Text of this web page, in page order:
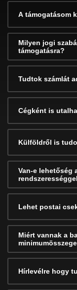
A támogatásom
Milyen jogi
támogatásra?
Tudtok számlát
Cégként is
Külföldről is
Van-e lehetőség
Lehet postai
Miért vannak a
Hírlevélre hogy